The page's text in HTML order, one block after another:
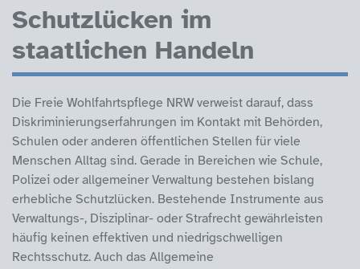
Schutzlücken im
staatlichen Handeln
Die Freie Wohlfahrtspflege NRW verweist darauf, dass
Diskriminierungserfahrungen im Kontakt mit Behörden,
Schulen oder anderen öffentlichen Stellen für viele
Menschen Alltag sind. Gerade in Bereichen wie Schule,
Polizei oder allgemeiner Verwaltung bestehen bislang
erhebliche Schutzlücken. Bestehende Instrumente aus
Verwaltungs-, Disziplinar- oder Strafrecht gewährleisten
häufig keinen effektiven und niedrigschwelligen
Rechtsschutz. Auch das Allgemeine